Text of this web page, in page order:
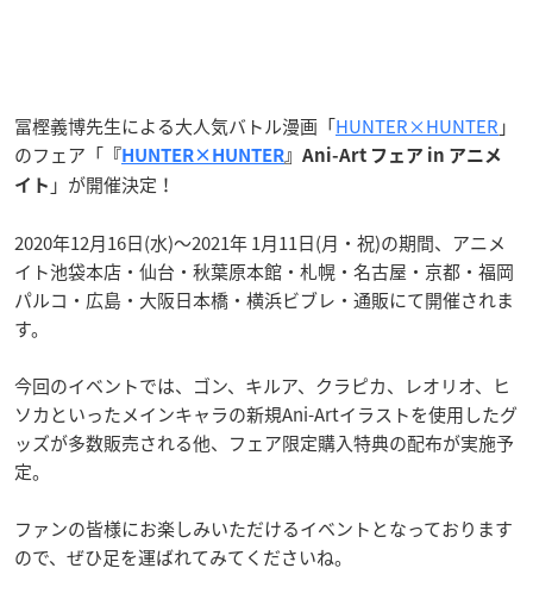
冨樫義博先生による大人気バトル漫画「HUNTER×HUNTER 」
のフェア「 『 HUNTER×HUNTER 』Ani-Art フェア in アニメ
イト 」が開催決定！
2020年12月16日(水)～2021年 1月11日(月・祝)の期間、アニメ
イト池袋本店・仙台・秋葉原本館・札幌・名古屋・京都・福岡
パルコ・広島・大阪日本橋・横浜ビブレ・通販にて開催されま
す。
今回のイベントでは、ゴン、キルア、クラピカ、レオリオ、ヒ
ソカといったメインキャラの新規Ani-Artイラストを使用したグ
ッズが多数販売される他、フェア限定購入特典の配布が実施予
定。
ファンの皆様にお楽しみいただけるイベントとなっております
ので、ぜひ足を運ばれてみてくださいね。